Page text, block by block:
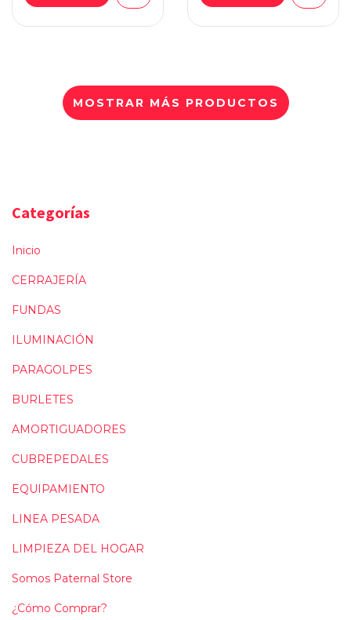
MOSTRAR MÁS PRODUCTOS
Categorías
Inicio
CERRAJERÍA
FUNDAS
ILUMINACIÓN
PARAGOLPES
BURLETES
AMORTIGUADORES
CUBREPEDALES
EQUIPAMIENTO
LINEA PESADA
LIMPIEZA DEL HOGAR
Somos Paternal Store
¿Cómo Comprar?